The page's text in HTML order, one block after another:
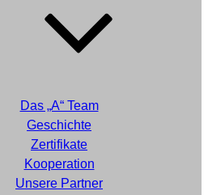
Das „A“ Team
Geschichte
Zertifikate
Kooperation
Unsere Partner